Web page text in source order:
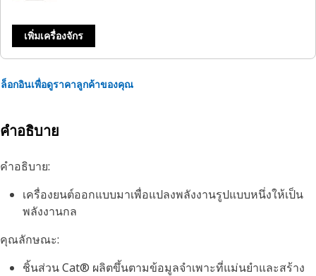
เพิ่มเครื่องจักร
ล็อกอินเพื่อดูราคาลูกค้าของคุณ
คำอธิบาย
คำอธิบาย:
เครื่องยนต์ออกแบบมาเพื่อแปลงพลังงานรูปแบบหนึ่งให้เป็น
พลังงานกล
คุณลักษณะ:
ชิ้นส่วน Cat® ผลิตขึ้นตามข้อมูลจำเพาะที่แม่นยำและสร้าง